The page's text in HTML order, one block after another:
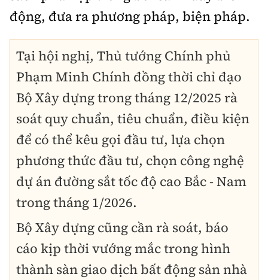
động, đưa ra phương pháp, biện pháp.
Tại hội nghị, Thủ tướng Chính phủ
Phạm Minh Chính đồng thời chỉ đạo
Bộ Xây dựng trong tháng 12/2025 rà
soát quy chuẩn, tiêu chuẩn, điều kiện
để có thể kêu gọi đầu tư, lựa chọn
phương thức đầu tư, chọn công nghệ
dự án đường sắt tốc độ cao Bắc - Nam
trong tháng 1/2026.
Bộ Xây dựng cũng cần rà soát, báo
cáo kịp thời vướng mắc trong hình
thành sàn giao dịch bất động sản nhà